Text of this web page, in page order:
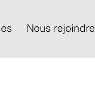
Nous rejoindre